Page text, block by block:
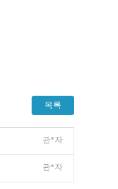
목록
관*자
관*자